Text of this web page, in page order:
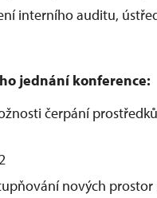
interního auditu,
jednání konference:
čerpání
nových